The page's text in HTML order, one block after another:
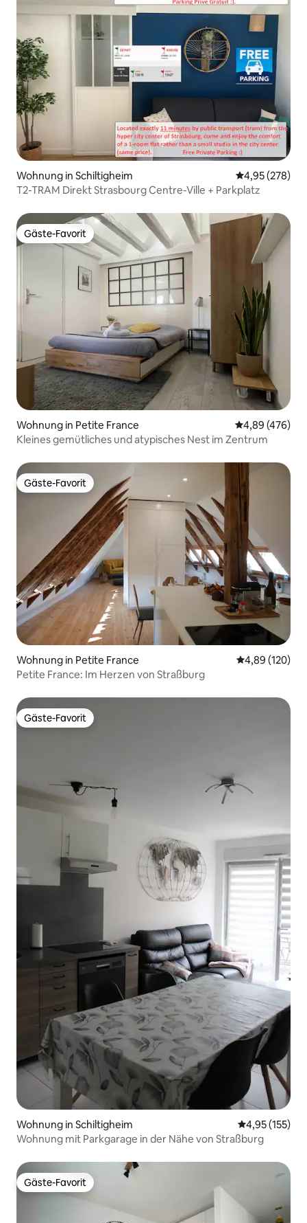
Wohnung in Schiltigheim
4,95 (278)
T2-TRAM Direkt Strasbourg Centre-Ville + Parkplatz
Gäste-Favorit
Gäste-Favorit
Wohnung in Petite France
4,89 (476)
Kleines gemütliches und atypisches Nest im Zentrum
Gäste-Favorit
Gäste-Favorit
Wohnung in Petite France
4,89 (120)
Petite France: Im Herzen von Straßburg
Gäste-Favorit
Gäste-Favorit
Wohnung in Schiltigheim
4,95 (155)
Wohnung mit Parkgarage in der Nähe von Straßburg
Gäste-Favorit
Gäste-Favorit